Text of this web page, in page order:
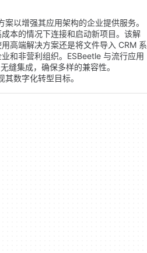
以增强其应用架构的企业提供服务。
本的情况下连接和启动新项目。该解
高端解决方案还是将文件导入 CRM 系
和非营利组织。ESBeetle 与流行应用
集成，确保多样的兼容性。
数字化转型目标。